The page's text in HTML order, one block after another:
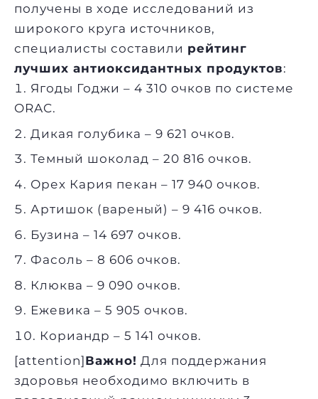
получены в ходе исследований из
широкого круга источников,
специалисты составили рейтинг
лучших антиоксидантных продуктов:
Ягоды Годжи – 4 310 очков по системе
ORAC.
Дикая голубика – 9 621 очков.
Темный шоколад – 20 816 очков.
Орех Кария пекан – 17 940 очков.
Артишок (вареный) – 9 416 очков.
Бузина – 14 697 очков.
Фасоль – 8 606 очков.
Клюква – 9 090 очков.
Ежевика – 5 905 очков.
Кориандр – 5 141 очков.
[attention]Важно! Для поддержания
здоровья необходимо включить в